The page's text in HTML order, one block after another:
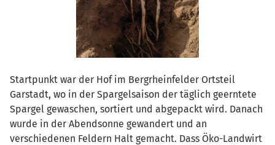
Startpunkt war der Hof im Bergrheinfelder Ortsteil
Garstadt, wo in der Spargelsaison der täglich geerntete
Spargel gewaschen, sortiert und abgepackt wird. Danach
wurde in der Abendsonne gewandert und an
verschiedenen Feldern Halt gemacht. Dass Öko-Landwirt